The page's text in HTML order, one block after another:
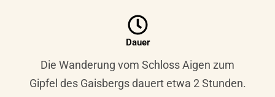
Dauer
Die Wanderung vom Schloss Aigen zum
Gipfel des Gaisbergs dauert etwa 2 Stunden.